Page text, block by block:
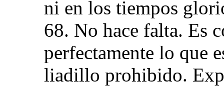
ni en los tiempos
68. No hace falta. Es
perfectamente lo que
liadillo prohibido.